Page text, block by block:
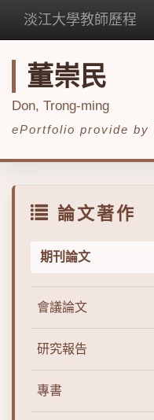
淡江大學教師歷程
董崇民
Don, Trong-ming
ePortfolio provide by
論文著作
期刊論文
會議論文
研究報告
專書